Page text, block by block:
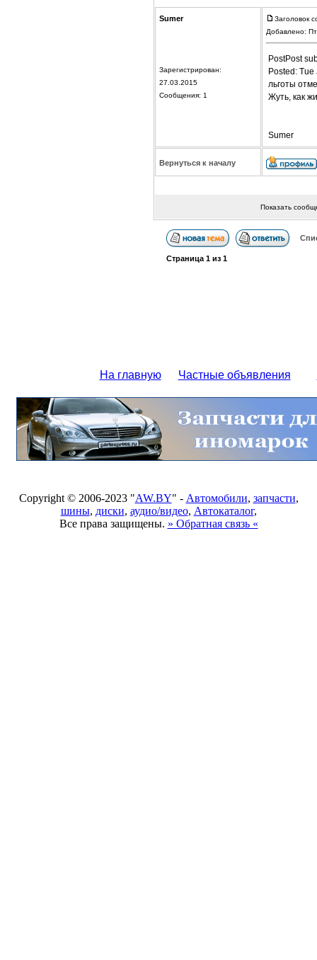
Sumer
Зарегистрирован:
27.03.2015
Сообщения: 1
Заголовок
Добавлено:
PostPost
Posted:
льготы
Жуть, как
Sumer
Вернуться к началу
Показать
Страница 1из 1
На главную Частные объявления
Copyright © 2006-2023 "AW.BY" - Автомобили, запчасти,
шины, диски, аудио/видео, Автокаталог,
Все права защищены. » Обратная связь «